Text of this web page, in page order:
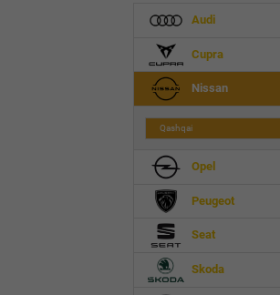
Audi
Cupra
Nissan
Qashqai
Opel
Peugeot
Seat
Skoda